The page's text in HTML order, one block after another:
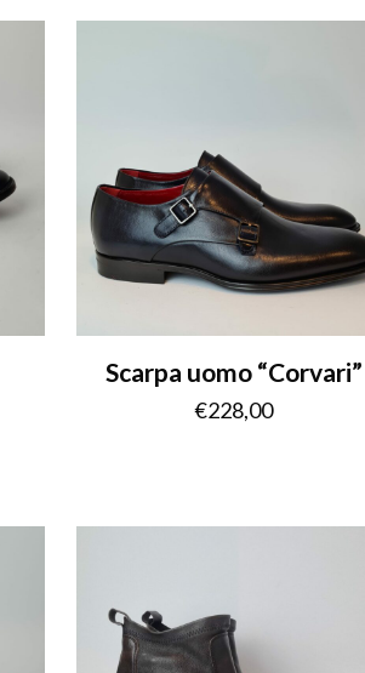
Scarpa uomo “Corvari”
€228,00